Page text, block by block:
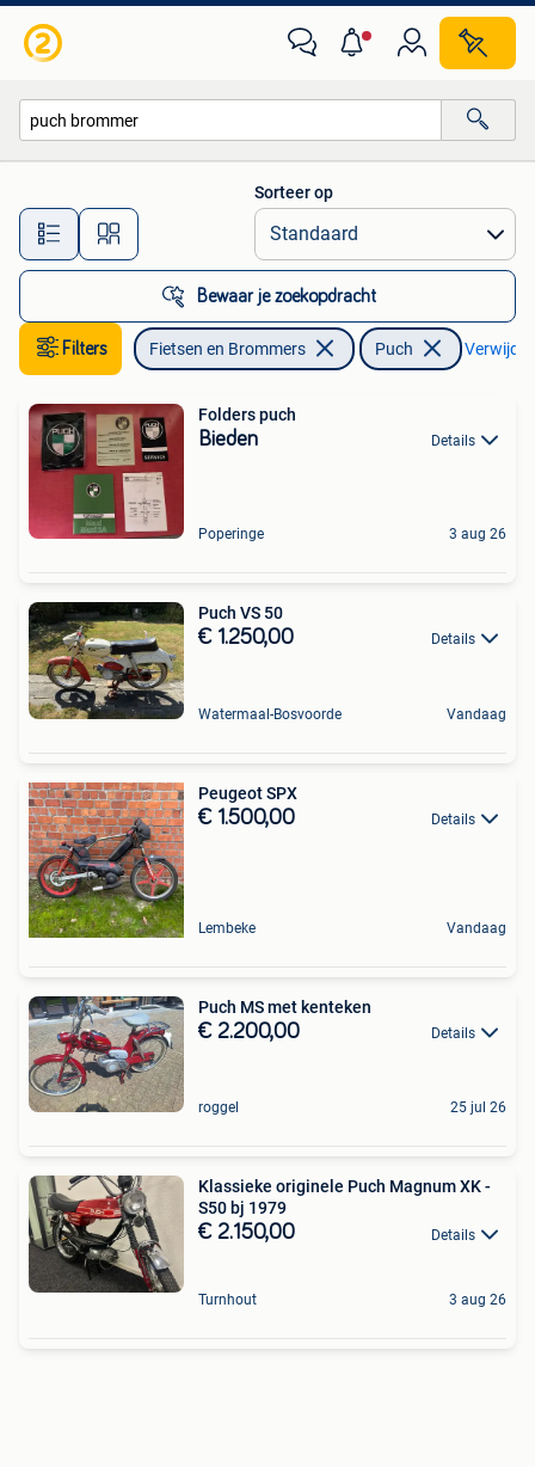
Alle afstanden…
Sorteer op
Bewaar je zoekopdracht
Filters Fietsen en Brommers Puch
Folders puch
Bieden Details
Poperinge 3 aug 26
Puch VS 50
€ 1.250,00 Details
Watermaal-Bosvoorde Vandaag
Peugeot SPX
€ 1.500,00 Details
Lembeke Vandaag
Puch MS met kenteken
€ 2.200,00 Details
roggel 25 jul 26
Klassieke originele Puch Magnum XK -
S50 bj 1979
€ 2.150,00 Details
Turnhout 3 aug 26